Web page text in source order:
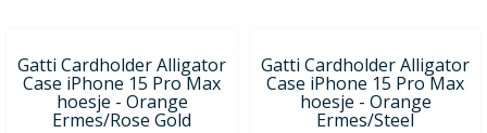
Gatti Cardholder Alligator
Case iPhone 15 Pro Max
hoesje - Orange
Ermes/Rose Gold
Gatti Cardholder Alligator
Case iPhone 15 Pro Max
hoesje - Orange
Ermes/Steel